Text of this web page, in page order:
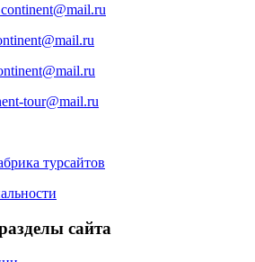
tour@mail.ru
турсайтов
сайта